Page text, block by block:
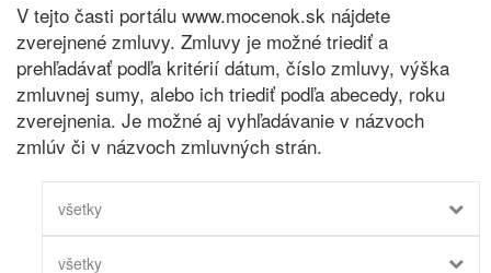
V tejto časti portálu www.mocenok.sk nájdete
zverejnené zmluvy. Zmluvy je možné triediť a
prehľadávať podľa kritérií dátum, číslo zmluvy, výška
zmluvnej sumy, alebo ich triediť podľa abecedy, roku
zverejnenia. Je možné aj vyhľadávanie v názvoch
zmlúv či v názvoch zmluvných strán.
všetky
všetky